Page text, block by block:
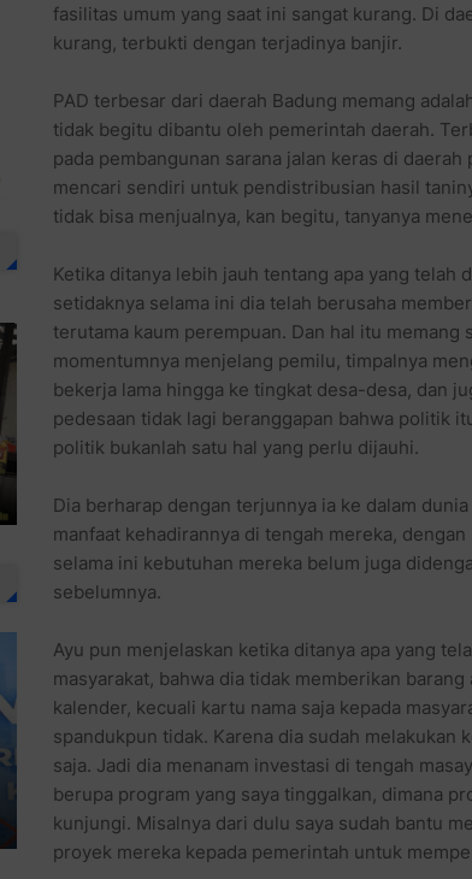
fasilitas umum yang saat ini sangat kurang. Di
kurang, terbukti dengan terjadinya banjir.
PAD terbesar dari daerah Badung memang
tidak begitu dibantu oleh pemerintah daerah.
pada pembangunan sarana jalan keras di
mencari sendiri untuk pendistribusian hasil
tidak bisa menjualnya, kan begitu, tanyanya
Ketika ditanya lebih jauh tentang apa yang telah
setidaknya selama ini dia telah berusaha
terutama kaum perempuan. Dan hal itu
momentumnya menjelang pemilu, timpalnya
bekerja lama hingga ke tingkat desa-desa, dan
pedesaan tidak lagi beranggapan bahwa politik
politik bukanlah satu hal yang perlu dijauhi.
Dia berharap dengan terjunnya ia ke dalam
manfaat kehadirannya di tengah mereka,
selama ini kebutuhan mereka belum juga
sebelumnya.
Ayu pun menjelaskan ketika ditanya apa yang
masyarakat, bahwa dia tidak memberikan
kalender, kecuali kartu nama saja kepada
spandukpun tidak. Karena dia sudah
saja. Jadi dia menanam investasi di tengah
berupa program yang saya tinggalkan, dimana
kunjungi. Misalnya dari dulu saya sudah bantu
proyek mereka kepada pemerintah untuk